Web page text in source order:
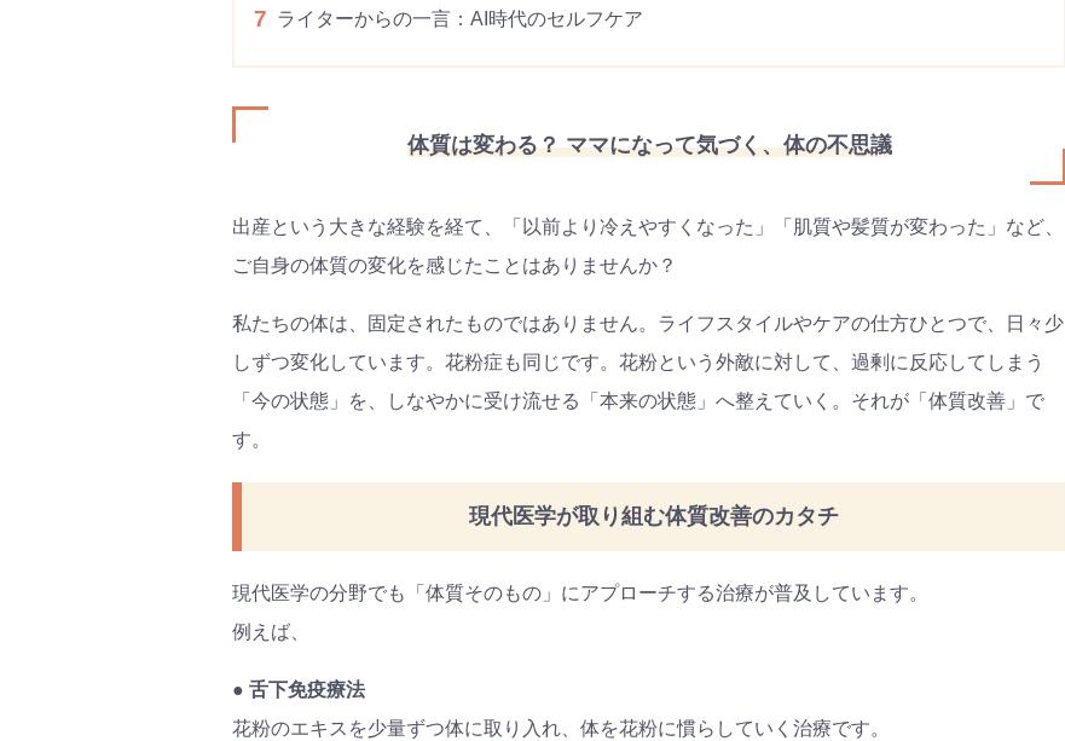
7 ライターからの一言：AI時代のセルフケア
体質は変わる？ ママになって気づく、体の不思議
出産という大きな経験を経て、「以前より冷えやすくなった」「肌質や髪質が変わった」など、
ご自身の体質の変化を感じたことはありませんか？
私たちの体は、固定されたものではありません。ライフスタイルやケアの仕方ひとつで、日々少
しずつ変化しています。花粉症も同じです。花粉という外敵に対して、過剰に反応してしまう
「今の状態」を、しなやかに受け流せる「本来の状態」へ整えていく。それが「体質改善」で
す。
現代医学が取り組む体質改善のカタチ
現代医学の分野でも「体質そのもの」にアプローチする治療が普及しています。
例えば、
● 舌下免疫療法
花粉のエキスを少量ずつ体に取り入れ、体を花粉に慣らしていく治療です。